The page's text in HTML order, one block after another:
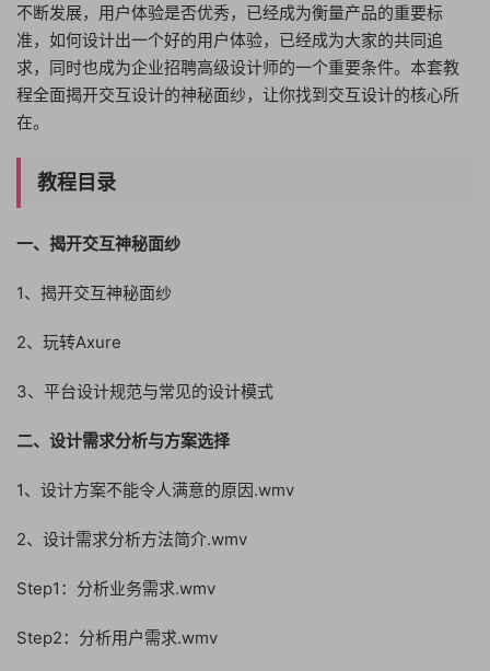
不断发展，用户体验是否优秀，已经成为衡量产品的重要标
准，如何设计出一个好的用户体验，已经成为大家的共同追
求，同时也成为企业招聘高级设计师的一个重要条件。本套教
程全面揭开交互设计的神秘面纱，让你找到交互设计的核心所
在。
教程目录
一、揭开交互神秘面纱
1、揭开交互神秘面纱
2、玩转Axure
3、平台设计规范与常见的设计模式
二、设计需求分析与方案选择
1、设计方案不能令人满意的原因.wmv
2、设计需求分析方法简介.wmv
Step1：分析业务需求.wmv
Step2：分析用户需求.wmv